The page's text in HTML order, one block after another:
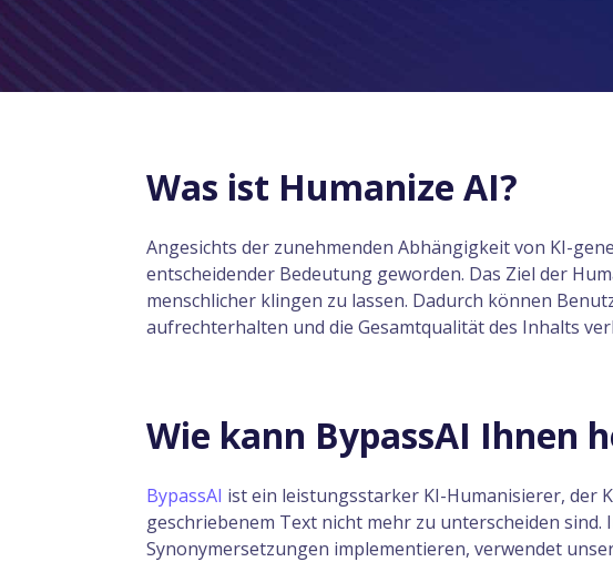
Was ist Humanize AI?
Angesichts der zunehmenden Abhängigkeit von KI-
entscheidender Bedeutung geworden. Das Ziel der
menschlicher klingen zu lassen. Dadurch können
aufrechterhalten und die Gesamtqualität des Inhalts
Wie kann BypassAI Ihnen
BypassAI ist ein leistungsstarker KI-Humanisierer, der
geschriebenem Text nicht mehr zu unterscheiden
Synonymersetzungen implementieren, verwendet